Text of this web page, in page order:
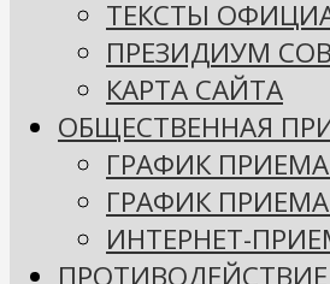
ТЕКСТЫ
ПРЕЗИДИУМ
КАРТА САЙТА
ОБЩЕСТВЕННАЯ
ГРАФИК
ГРАФИК
ИНТЕРНЕТ-